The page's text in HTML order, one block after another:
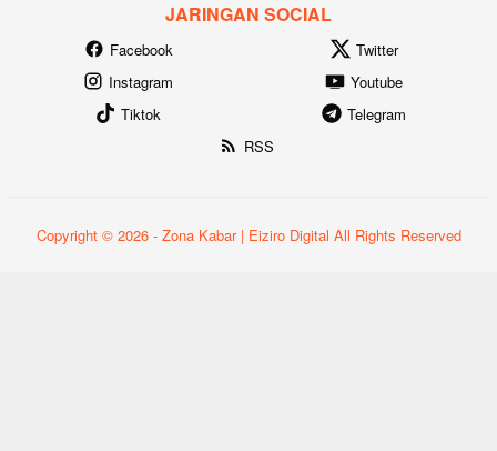
JARINGAN SOCIAL
Facebook
Twitter
Instagram
Youtube
Tiktok
Telegram
RSS
Copyright © 2026 - Zona Kabar | Eiziro Digital All Rights Reserved